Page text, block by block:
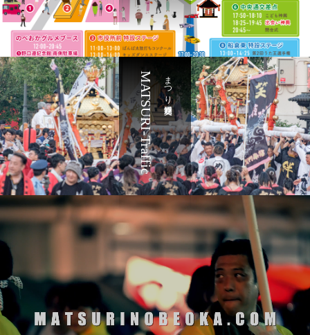
まつり交通規制
MATSURI-Traffic